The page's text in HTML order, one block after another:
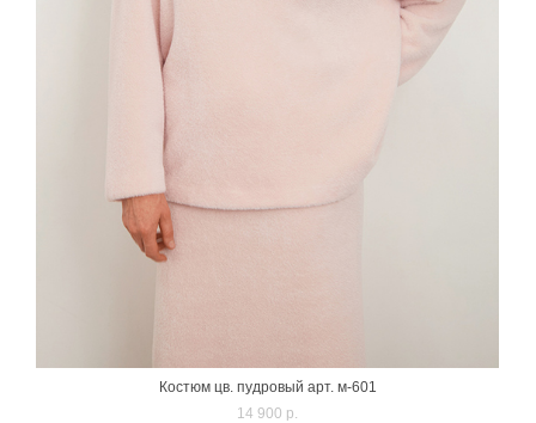
Костюм цв. пудровый арт. м-601
14 900 p.